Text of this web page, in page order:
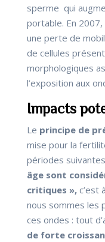
sperme qui
portable. En
une perte de
de cellules
morphologiques
l’exposition aux
Impacts
Le principe de
mise pour la
périodes
âge sont
critiques »,c’est
nous sommes les
ces ondes : tout
de forte